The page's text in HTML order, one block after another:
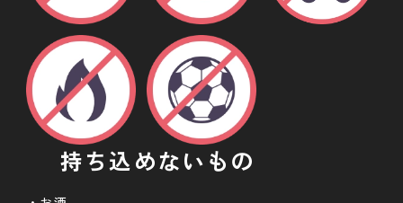
持ち込めないもの